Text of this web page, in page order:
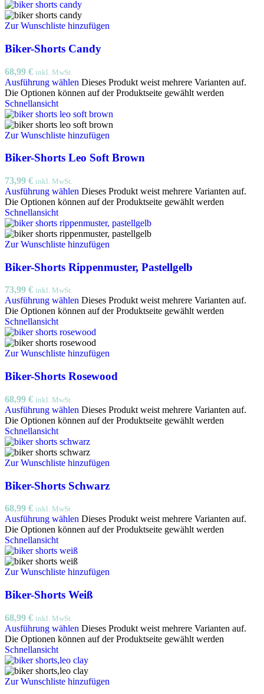
Zur Wunschliste hinzufügen
Biker-Shorts Candy
68,99 € inkl. MwSt.
Ausführung wählen Dieses Produkt weist mehrere Varianten auf.
Die Optionen können auf der Produktseite gewählt werden
Schnellansicht
Zur Wunschliste hinzufügen
Biker-Shorts Leo Soft Brown
73,99 € inkl. MwSt.
Ausführung wählen Dieses Produkt weist mehrere Varianten auf.
Die Optionen können auf der Produktseite gewählt werden
Schnellansicht
Zur Wunschliste hinzufügen
Biker-Shorts Rippenmuster, Pastellgelb
73,99 € inkl. MwSt.
Ausführung wählen Dieses Produkt weist mehrere Varianten auf.
Die Optionen können auf der Produktseite gewählt werden
Schnellansicht
Zur Wunschliste hinzufügen
Biker-Shorts Rosewood
68,99 € inkl. MwSt.
Ausführung wählen Dieses Produkt weist mehrere Varianten auf.
Die Optionen können auf der Produktseite gewählt werden
Schnellansicht
Zur Wunschliste hinzufügen
Biker-Shorts Schwarz
68,99 € inkl. MwSt.
Ausführung wählen Dieses Produkt weist mehrere Varianten auf.
Die Optionen können auf der Produktseite gewählt werden
Schnellansicht
Zur Wunschliste hinzufügen
Biker-Shorts Weiß
68,99 € inkl. MwSt.
Ausführung wählen Dieses Produkt weist mehrere Varianten auf.
Die Optionen können auf der Produktseite gewählt werden
Schnellansicht
Zur Wunschliste hinzufügen